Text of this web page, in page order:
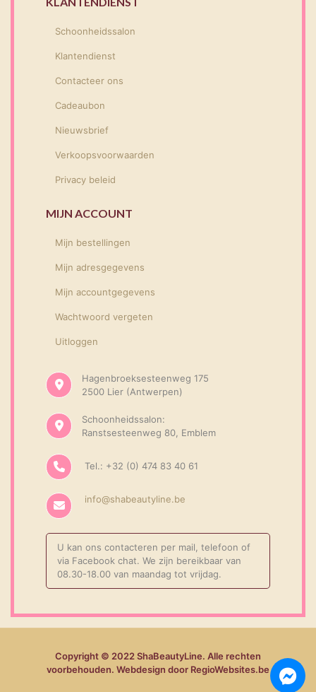
Schoonheidssalon
Klantendienst
Contacteer ons
Cadeaubon
Nieuwsbrief
Verkoopsvoorwaarden
Privacy beleid
MIJN ACCOUNT
Mijn bestellingen
Mijn adresgegevens
Mijn accountgegevens
Wachtwoord vergeten
Uitloggen
Hagenbroeksesteenweg 175
2500 Lier (Antwerpen)
Schoonheidssalon:
Ranstsesteenweg 80, Emblem
Tel.: +32 (0) 474 83 40 61
info@shabeautyline.be
U kan ons contacteren per mail, telefoon of
via Facebook chat. We zijn bereikbaar van
08.30-18.00 van maandag tot vrijdag.
Copyright © 2022 ShaBeautyLine. Alle rechten
voorbehouden. Webdesign door RegioWebsites.be